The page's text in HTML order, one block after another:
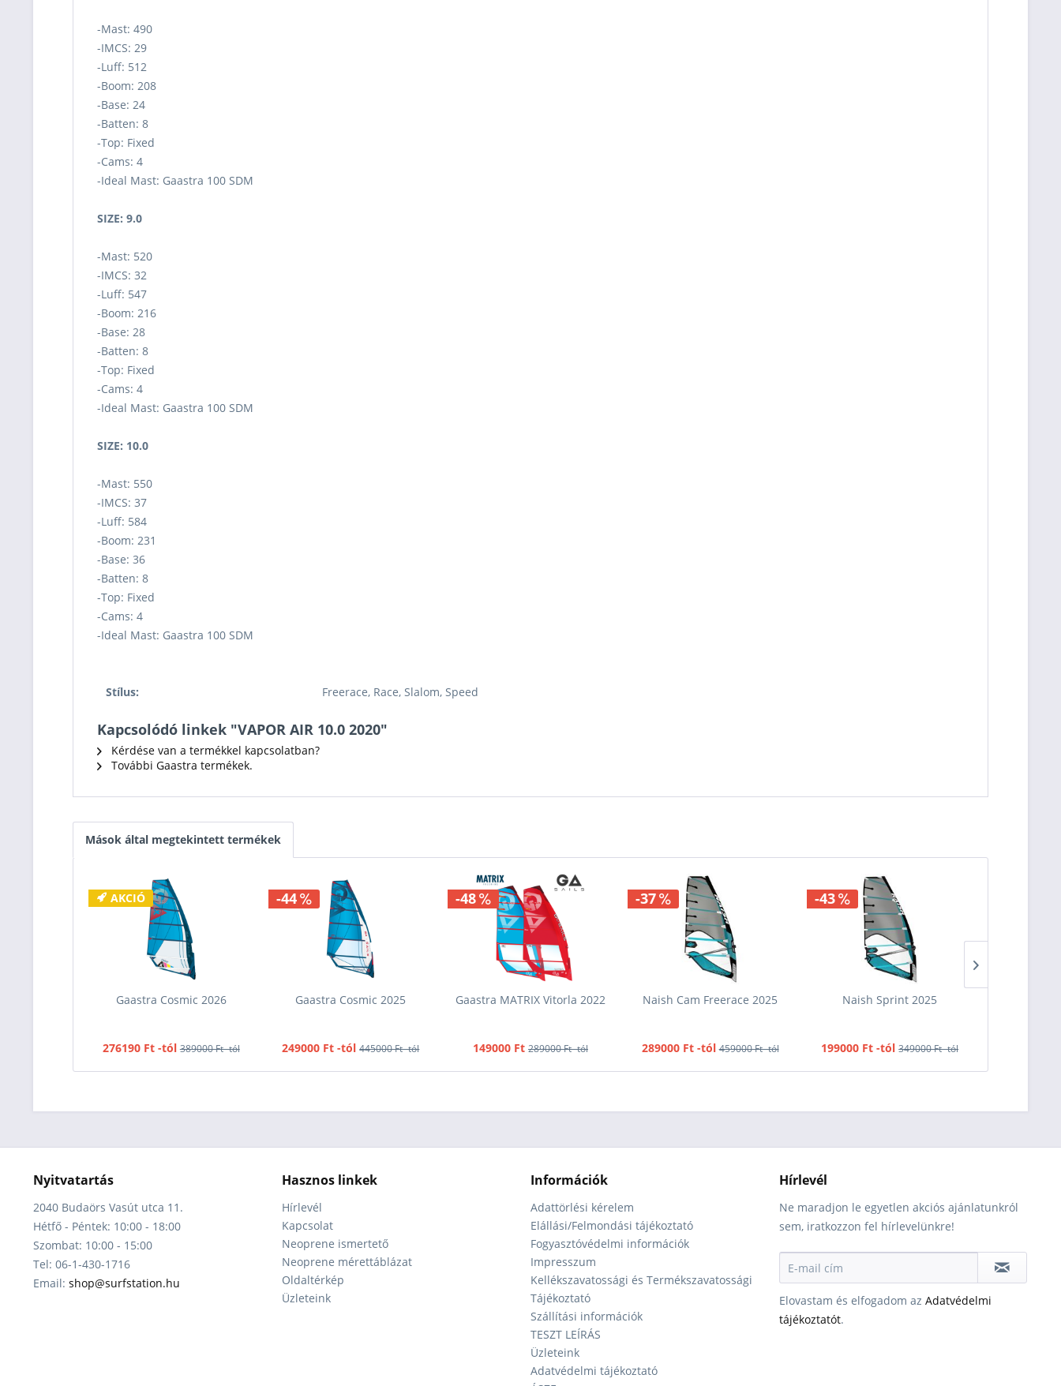
-Mast: 490
-IMCS: 29
-Luff: 512
-Boom: 208
-Base: 24
-Batten: 8
-Top: Fixed
-Cams: 4
-Ideal Mast: Gaastra 100 SDM
SIZE: 9.0
-Mast: 520
-IMCS: 32
-Luff: 547
-Boom: 216
-Base: 28
-Batten: 8
-Top: Fixed
-Cams: 4
-Ideal Mast: Gaastra 100 SDM
SIZE: 10.0
-Mast: 550
-IMCS: 37
-Luff: 584
-Boom: 231
-Base: 36
-Batten: 8
-Top: Fixed
-Cams: 4
-Ideal Mast: Gaastra 100 SDM
Stílus: Freerace, Race, Slalom, Speed
Kapcsolódó linkek "VAPOR AIR 10.0 2020"
Kérdése van a termékkel kapcsolatban?
További Gaastra termékek.
Mások által megtekintett termékek
AKCIÓ
Gaastra Cosmic 2026
276190 Ft -tól 389000 Ft -tól
-44
Gaastra Cosmic 2025
249000 Ft -tól 445000 Ft -tól
-48
Gaastra MATRIX Vitorla 2022
149000 Ft 289000 Ft -tól
-37
Naish Cam Freerace 2025
289000 Ft -tól 459000 Ft -tól
-43
Naish Sprint 2025
199000 Ft -tól 349000 Ft -tól
Nyitvatartás
2040 Budaörs Vasút utca 11.
Hétfő - Péntek: 10:00 - 18:00
Szombat: 10:00 - 15:00
Tel: 06-1-430-1716
Email: shop@surfstation.hu
Hasznos linkek
Hírlevél
Kapcsolat
Neoprene ismertető
Neoprene mérettáblázat
Oldaltérkép
Üzleteink
Információk
Adattörlési kérelem
Elállási/Felmondási tájékoztató
Fogyasztóvédelmi információk
Impresszum
Kellékszavatossági és Termékszavatossági
Tájékoztató
Szállítási információk
TESZT LEÍRÁS
Üzleteink
Adatvédelmi tájékoztató
Hírlevél
Ne maradjon le egyetlen akciós ajánlatunkról
sem, iratkozzon fel hírlevelünkre!
Elovastam és elfogadom az Adatvédelmi
tájékoztatót.